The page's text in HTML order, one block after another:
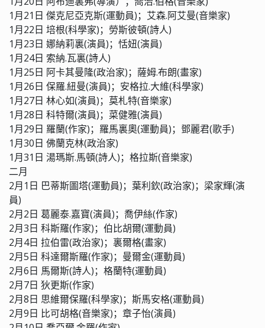
1月21日 傑克尼亞克斯(運動員)；艾森.阿艾曼(音樂家)
1月22日 培根(科學家)；勞斯彼頓(詩人)
1月23日 娜納莉裏(演員)；恬妞(演員)
1月24日 索納.瓦裏(詩人)
1月25日 阿卡其曼隆(政治家)；薩姆.布朗(畫家)
1月26日 保羅.紐曼(演員)；安格拉.大維(科學家)
1月27日 林心如(演員)；莫札特(音樂家)
1月28日 科特爾(演員)；菜健雅(演員)
1月29日 羅蘭(作家)；羅馬裏奧(運動員)；鄧麗君(歌手)
1月30日 佛蘭克林(政治家)
1月31日 湯瑪斯.馬頓(詩人)；格拉斯(音樂家)
二月
2月1日 巴蒂斯圖塔(運動員)；葉利欽(政治家)；梁家輝(演
員)
2月2日 葛麗泰.嘉寶(演員)；喬伊絲(作家)
2月3日 科斯羅(作家)；伯比胡爾(運動員)
2月4日 拉伯雷(政治家)；裏爾格(畫家)
2月5日 科達爾斯羅(作家)；曼爾金(運動員)
2月6日 馬爾斯(詩人)；格蘭特(運動員)
2月7日 狄更斯(作家)
2月8日 思維爾保羅(科學家)；斯馬安格(運動員)
2月9日 比可胡格(音樂家)；章子怡(演員)